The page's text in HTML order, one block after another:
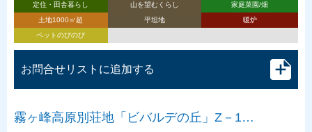
定住・田舎暮らし 山を望むくらし
家庭菜園/畑
土地1000㎡超
平坦地
暖炉
ペットのびのび
お問合せリストに追加する
霧ヶ峰高原別荘地「ビバルデの丘」Z－1…